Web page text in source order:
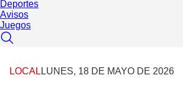
Deportes
Avisos
Juegos
LOCAL LUNES, 18 DE MAYO DE 2026